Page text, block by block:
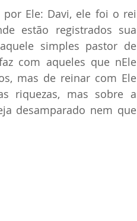
Ele: Davi, ele foi o rei
estão registrados sua
simples pastor de
com aqueles que nEle
mas de reinar com Ele
riquezas, mas sobre a
desamparado nem que